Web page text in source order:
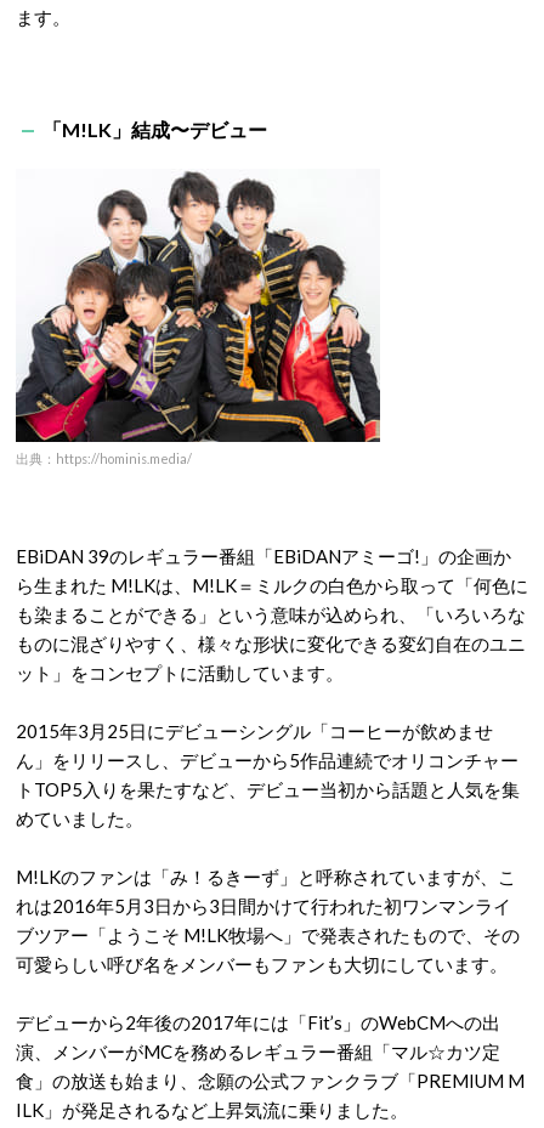
ます。
「M!LK」結成〜デビュー
出典：https://hominis.media/
EBiDAN 39のレギュラー番組「EBiDANアミーゴ!」の企画か
ら生まれた M!LKは、M!LK＝ミルクの白色から取って「何色に
も染まることができる」という意味が込められ、「いろいろな
ものに混ざりやすく、様々な形状に変化できる変幻自在のユニ
ット」をコンセプトに活動しています。
2015年3月25日にデビューシングル「コーヒーが飲めませ
ん」をリリースし、デビューから5作品連続でオリコンチャー
トTOP5入りを果たすなど、デビュー当初から話題と人気を集
めていました。
M!LKのファンは「み！るきーず」と呼称されていますが、こ
れは2016年5月3日から3日間かけて行われた初ワンマンライ
ブツアー「ようこそ M!LK牧場へ」で発表されたもので、その
可愛らしい呼び名をメンバーもファンも大切にしています。
デビューから2年後の2017年には「Fit’s」のWebCMへの出
演、メンバーがMCを務めるレギュラー番組「マル☆カツ定
食」の放送も始まり、念願の公式ファンクラブ「PREMIUM M
ILK」が発足されるなど上昇気流に乗りました。